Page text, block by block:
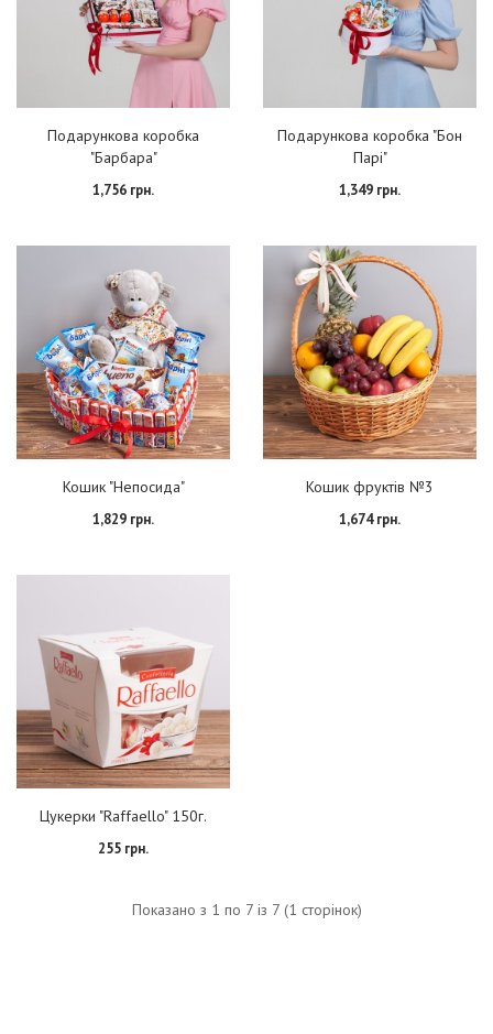
Подарункова коробка
"Барбара"
1,756 грн.
Подарункова коробка "Бон
Парі"
1,349 грн.
Кошик "Непосида"
1,829 грн.
Кошик фруктів №3
1,674 грн.
Цукерки "Raffaello" 150г.
255 грн.
Показано з 1 по 7 із 7 (1 сторінок)